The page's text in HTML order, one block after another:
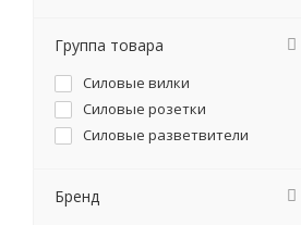
Группа товара
Силовые вилки
Силовые розетки
Силовые разветвители
Бренд